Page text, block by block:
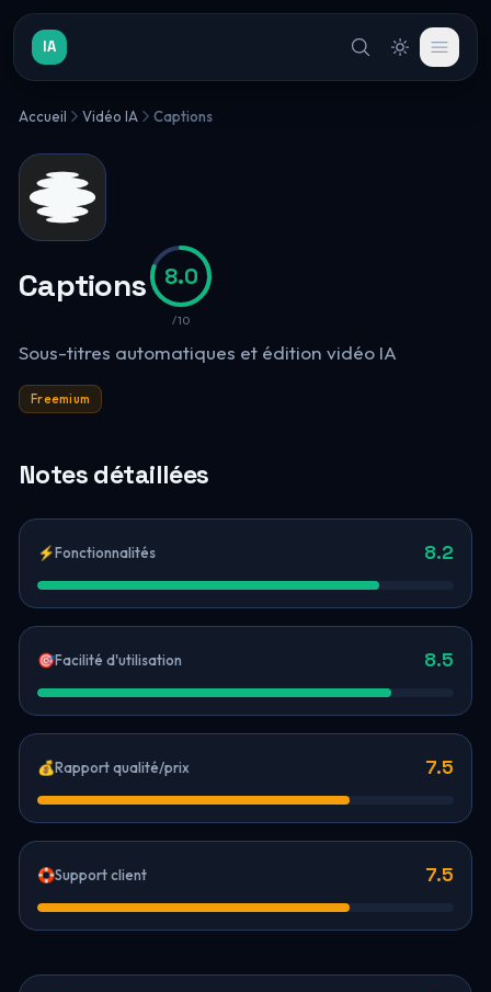
IA
Accueil Vidéo IA Captions
Captions 8.0
/10
Sous-titres automatiques et édition vidéo IA
Freemium
Notes détaillées
⚡Fonctionnalités 8.2
🎯Facilité d'utilisation 8.5
💰Rapport qualité/prix 7.5
🛟Support client 7.5